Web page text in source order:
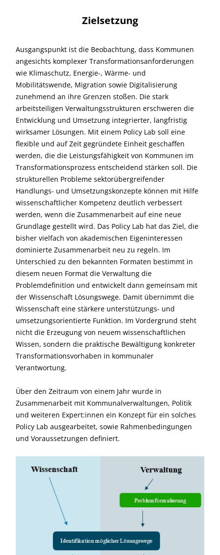
Zielsetzung
Ausgangspunkt ist die Beobachtung, dass Kommunen
angesichts komplexer Transformationsanforderungen
wie Klimaschutz, Energie-, Wärme- und
Mobilitätswende, Migration sowie Digitalisierung
zunehmend an ihre Grenzen stoßen. Die stark
arbeitsteiligen Verwaltungsstrukturen erschweren die
Entwicklung und Umsetzung integrierter, langfristig
wirksamer Lösungen. Mit einem Policy Lab soll eine
flexible und auf Zeit gegründete Einheit geschaffen
werden, die die Leistungsfähigkeit von Kommunen im
Transformationsprozess entscheidend stärken soll. Die
strukturellen Probleme sektorübergreifender
Handlungs- und Umsetzungskonzepte können mit Hilfe
wissenschaftlicher Kompetenz deutlich verbessert
werden, wenn die Zusammenarbeit auf eine neue
Grundlage gestellt wird. Das Policy Lab hat das Ziel, die
bisher vielfach von akademischen Eigeninteressen
dominierte Zusammenarbeit neu zu regeln. Im
Unterschied zu den bekannten Formaten bestimmt in
diesem neuen Format die Verwaltung die
Problemdefinition und entwickelt dann gemeinsam mit
der Wissenschaft Lösungswege. Damit übernimmt die
Wissenschaft eine stärkere unterstützungs- und
umsetzungsorientierte Funktion. Im Vordergrund steht
nicht die Erzeugung von neuem wissenschaftlichen
Wissen, sondern die praktische Bewältigung konkreter
Transformationsvorhaben in kommunaler
Verantwortung.
Über den Zeitraum von einem Jahr wurde in
Zusammenarbeit mit Kommunalverwaltungen, Politik
und weiteren Expert:innen ein Konzept für ein solches
Policy Lab ausgearbeitet, sowie Rahmenbedingungen
und Voraussetzungen definiert.